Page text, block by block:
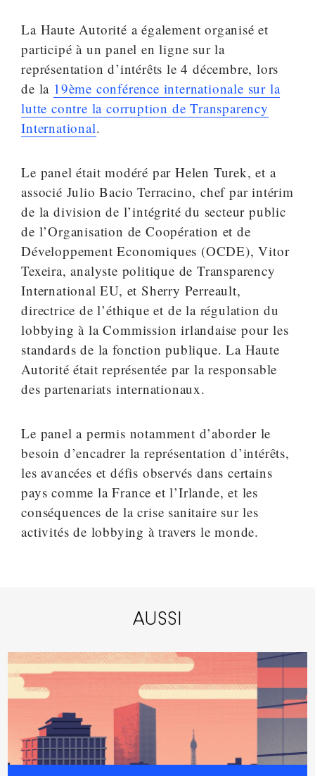
La Haute Autorité a également organisé et
participé à un panel en ligne sur la
représentation d’intérêts le 4 décembre, lors
de la 19ème conférence internationale sur la
lutte contre la corruption de Transparency
International.
Le panel était modéré par Helen Turek, et a
associé Julio Bacio Terracino, chef par intérim
de la division de l’intégrité du secteur public
de l’Organisation de Coopération et de
Développement Economiques (OCDE), Vitor
Texeira, analyste politique de Transparency
International EU, et Sherry Perreault,
directrice de l’éthique et de la régulation du
lobbying à la Commission irlandaise pour les
standards de la fonction publique. La Haute
Autorité était représentée par la responsable
des partenariats internationaux.
Le panel a permis notamment d’aborder le
besoin d’encadrer la représentation d’intérêts,
les avancées et défis observés dans certains
pays comme la France et l’Irlande, et les
conséquences de la crise sanitaire sur les
activités de lobbying à travers le monde.
AUSSI